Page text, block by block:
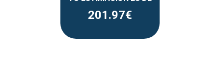
201.97